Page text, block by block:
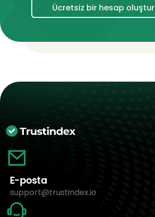
Ücretsiz bir hesap oluştur
E-posta
support@trustindex.io